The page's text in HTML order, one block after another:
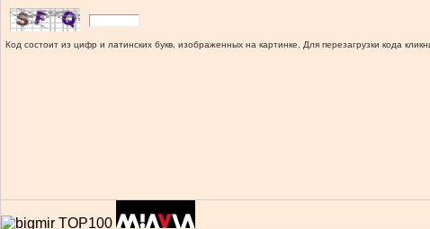
Код состоит из цифр и латинских букв, изображенных на картинке. Для перезагрузки кода